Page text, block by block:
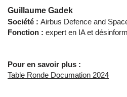
Guillaume Gadek
Société : Airbus Defence and
Fonction : expert en IA et
Pour en savoir plus :
Table Ronde Documation 2024